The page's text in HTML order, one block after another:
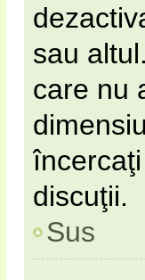
sau
care nu
discuţii.
Sus